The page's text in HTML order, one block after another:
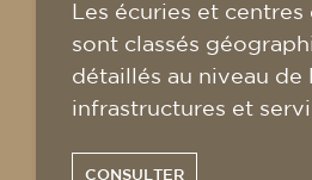
Les écuries et centres
sont classés
détaillés au niveau de
infrastructures et
CONSULTER